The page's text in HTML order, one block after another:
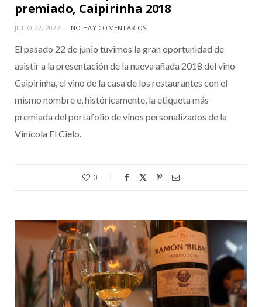
premiado, Caipirinha 2018
JULIO 22, 2022 NO HAY COMENTARIOS
El pasado 22 de junio tuvimos la gran oportunidad de
asistir a la presentación de la nueva añada 2018 del vino
Caipirinha, el vino de la casa de los restaurantes con el
mismo nombre e, históricamente, la etiqueta más
premiada del portafolio de vinos personalizados de la
Vinícola El Cielo.
0